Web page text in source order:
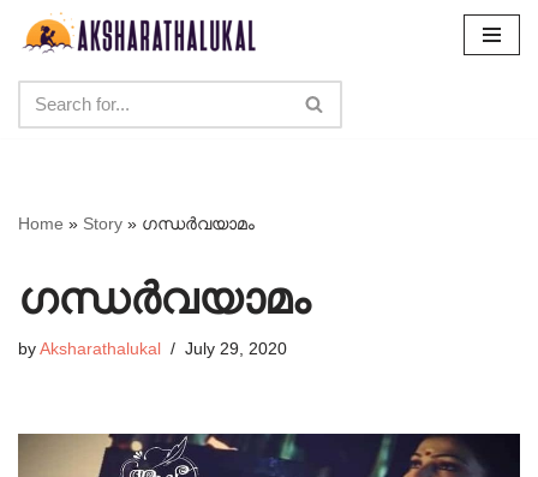
content
Home » Story » ഗന്ധർവയാമം
ഗന്ധർവയാമം
by Aksharathalukal July 29, 2020